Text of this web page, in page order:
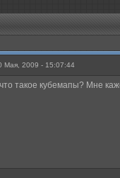
Мая, 2009 - 15:07:44
такое кубемапы? Мне